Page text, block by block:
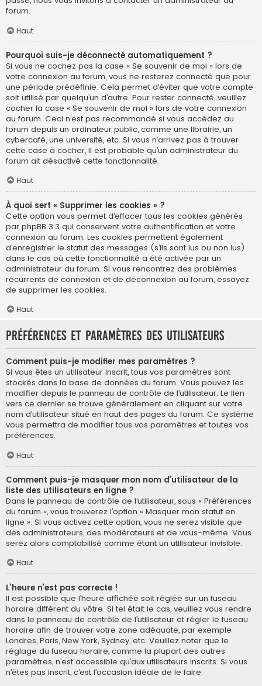
forum.
Haut
Pourquoi suis-je déconnecté automatiquement ?
Si vous ne cochez pas la case « Se souvenir de moi » lors de
votre connexion au forum, vous ne resterez connecté que pour
une période prédéfinie. Cela permet d’éviter que votre compte
soit utilisé par quelqu’un d’autre. Pour rester connecté, veuillez
cocher la case « Se souvenir de moi » lors de votre connexion
au forum. Ceci n’est pas recommandé si vous accédez au
forum depuis un ordinateur public, comme une librairie, un
cybercafé, une université, etc. Si vous n’arrivez pas à trouver
cette case à cocher, il est probable qu’un administrateur du
forum ait désactivé cette fonctionnalité.
Haut
À quoi sert « Supprimer les cookies » ?
Cette option vous permet d’effacer tous les cookies générés
par phpBB 3.3 qui conservent votre authentification et votre
connexion au forum. Les cookies permettent également
d’enregistrer le statut des messages (s’ils sont lus ou non lus)
dans le cas où cette fonctionnalité a été activée par un
administrateur du forum. Si vous rencontrez des problèmes
récurrents de connexion et de déconnexion au forum, essayez
de supprimer les cookies.
Haut
Préférences et paramètres des utilisateurs
Comment puis-je modifier mes paramètres ?
Si vous êtes un utilisateur inscrit, tous vos paramètres sont
stockés dans la base de données du forum. Vous pouvez les
modifier depuis le panneau de contrôle de l’utilisateur. Le lien
vers ce dernier se trouve généralement en cliquant sur votre
nom d’utilisateur situé en haut des pages du forum. Ce système
vous permettra de modifier tous vos paramètres et toutes vos
préférences.
Haut
Comment puis-je masquer mon nom d’utilisateur de la
liste des utilisateurs en ligne ?
Dans le panneau de contrôle de l’utilisateur, sous « Préférences
du forum », vous trouverez l’option « Masquer mon statut en
ligne ». Si vous activez cette option, vous ne serez visible que
des administrateurs, des modérateurs et de vous-même. Vous
serez alors comptabilisé comme étant un utilisateur invisible.
Haut
L’heure n’est pas correcte !
Il est possible que l’heure affichée soit réglée sur un fuseau
horaire différent du vôtre. Si tel était le cas, veuillez vous rendre
dans le panneau de contrôle de l’utilisateur et régler le fuseau
horaire afin de trouver votre zone adéquate, par exemple
Londres, Paris, New York, Sydney, etc. Veuillez noter que le
réglage du fuseau horaire, comme la plupart des autres
paramètres, n’est accessible qu’aux utilisateurs inscrits. Si vous
n’êtes pas inscrit, c’est l’occasion idéale de le faire.